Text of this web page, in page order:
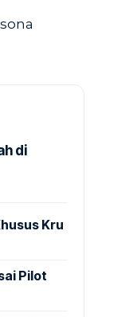
di
Kru
Pilot